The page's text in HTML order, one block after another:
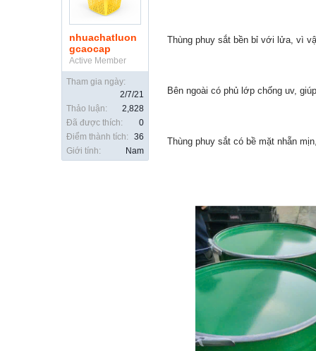
nhuachatluon
gcaocap
Active Member
Tham gia ngày:
2/7/21
Thảo luận:
2,828
Đã được thích:
0
Điểm thành tích:
36
Giới tính:
Nam
Thùng phuy sắt bền bỉ với lửa, vì
Bên ngoài có phủ lớp chống uv,
Thùng phuy sắt có bề mặt nhẵn